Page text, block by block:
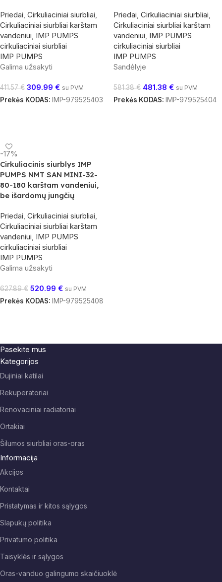
Priedai, Cirkuliaciniai siurbliai,
Cirkuliaciniai siurbliai karštam
vandeniui, IMP PUMPS
cirkuliaciniai siurbliai
IMP PUMPS
Galima užsakyti
411.57€ 309.99 € su PVM
Prekės KODAS: IMP-979525403
Priedai, Cirkuliaciniai siurbliai,
Cirkuliaciniai siurbliai karštam
vandeniui, IMP PUMPS
cirkuliaciniai siurbliai
IMP PUMPS
Sandėlyje
581.38€ 481.38 € su PVM
Prekės KODAS: IMP-979525404
-17%
Cirkuliacinis siurblys IMP
PUMPS NMT SAN MINI-32-
80-180 karštam vandeniui,
be išardomų jungčių
Priedai Cirkuliaciniai siurbliai
Cirkuliaciniai siurbliai karštam
vandeniui IMP PUMPS
cirkuliaciniai siurbliai
IMP PUMPS
Galima užsakyti
627.89€ 520.99 € su PVM
Prekės KODAS: IMP-979525408
Pasekite mus
Kategorijos
Dujiniai katilai
Rekuperatoriai
Renovaciniai radiatoriai
Ortakiai
Šilumos siurbliai oras-oras
Informacija
Akcijos
Kontaktai
Pristatymas ir kitos sąlygos
Slapukų politika
Privatumo politika
Taisyklės ir sąlygos
Oras-vanduo galingumo skaičiuoklė